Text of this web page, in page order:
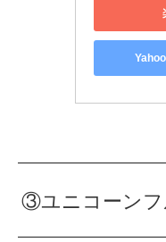
③ユニコーンフ